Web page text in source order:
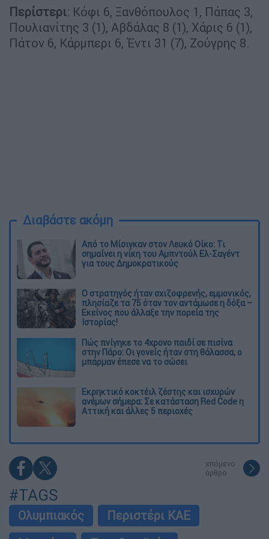
Περίστερι: Κόφι 6, Ξανθόπουλος 1, Πάπας 3,
Πουλιανίτης 3 (1), Αβδάλας 8 (1), Χάρις 6 (1),
Πάτον 6, Κάρμπερι 6, Έντι 31 (7), Ζούγρης 8.
Διαβάστε ακόμη
Από το Μίσιγκαν στον Λευκό Οίκο: Τι
σημαίνει η νίκη του Αμπντούλ Ελ-Σαγέντ
για τους Δημοκρατικούς
O στρατηγός ήταν σχιζοφρενής, εμμονικός,
πλησίαζε τα 75 όταν τον αντάμωσε η δόξα –
Εκείνος που άλλαξε την πορεία της
Ιστορίας!
Πώς πνίγηκε το 4χρονο παιδί σε πισίνα
στην Πάρο: Οι γονείς ήταν στη θάλασσα, ο
μπάρμαν έπεσε να το σώσει
Εκρηκτικό κοκτέιλ ζέστης και ισχυρών
ανέμων σήμερα: Σε κατάσταση Red Code η
Αττική και άλλες 5 περιοχές
επόμενο
άρθρο
#TAGS
Ολυμπιακός
Περιστέρι ΚΑΕ